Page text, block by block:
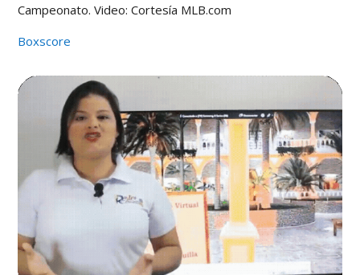
Campeonato. Video: Cortesía MLB.com
Boxscore